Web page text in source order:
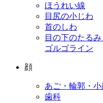
ほうれい線
目尻の小じわ
首のしわ
目の下のたる
ゴルゴライン
顔
あご・輪郭・小
歯科